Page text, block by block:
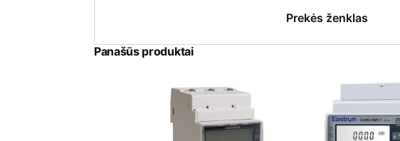
Prekės ženklas
Panašūs produktai